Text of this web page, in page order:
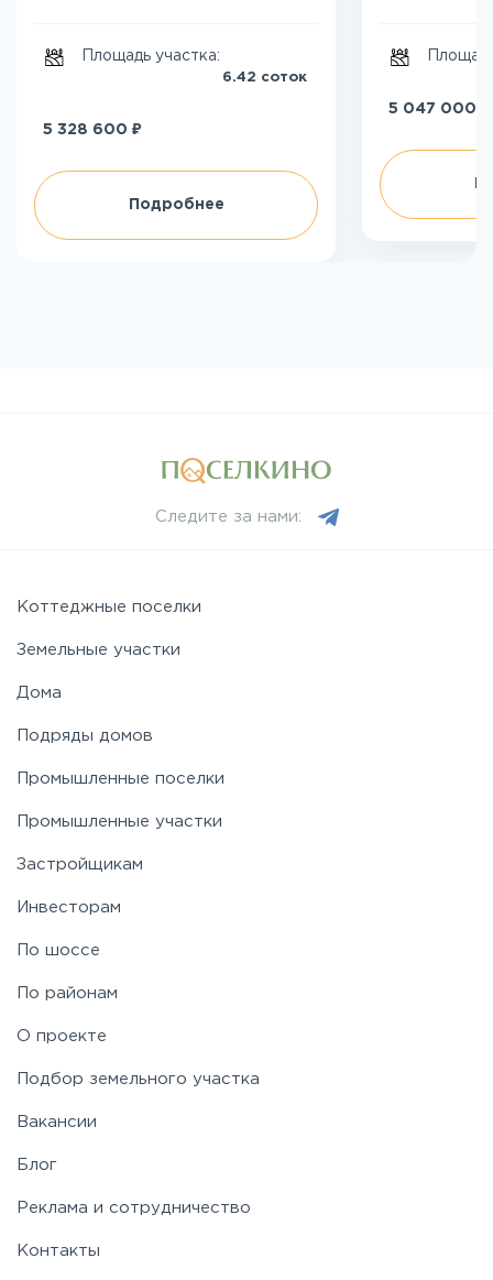
Площадь участка:
6.42 соток
5 328 600 ₽
Подробнее
5 047 000
Следите за нами:
Коттеджные поселки
Земельные участки
Дома
Подряды домов
Промышленные поселки
Промышленные участки
Застройщикам
Инвесторам
По шоссе
По районам
О проекте
Подбор земельного участка
Вакансии
Блог
Реклама и сотрудничество
Контакты